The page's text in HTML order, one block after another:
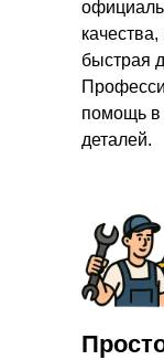
быстрая
помощь в
деталей.